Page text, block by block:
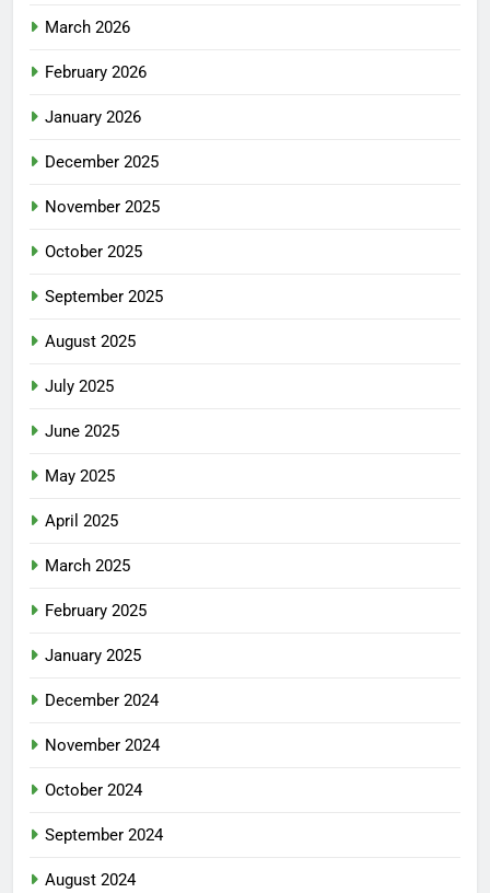
March 2026
February 2026
January 2026
December 2025
November 2025
October 2025
September 2025
August 2025
July 2025
June 2025
May 2025
April 2025
March 2025
February 2025
January 2025
December 2024
November 2024
October 2024
September 2024
August 2024